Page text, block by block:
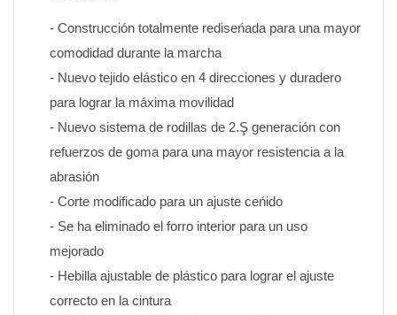
- Construcción totalmente rediseńada para una mayor
comodidad durante la marcha
- Nuevo tejido elástico en 4 direcciones y duradero
para lograr la máxima movilidad
- Nuevo sistema de rodillas de 2.Ş generación con
refuerzos de goma para una mayor resistencia a la
abrasión
- Corte modificado para un ajuste ceńido
- Se ha eliminado el forro interior para un uso
mejorado
- Hebilla ajustable de plástico para lograr el ajuste
correcto en la cintura